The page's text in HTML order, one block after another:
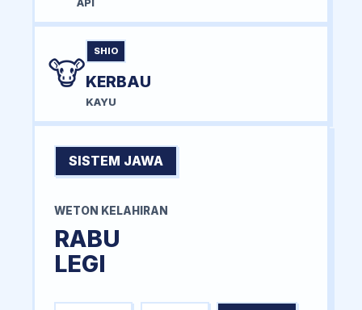
API
🐮
SHIO
KERBAU
KAYU
SISTEM JAWA
WETON KELAHIRAN
RABU
LEGI